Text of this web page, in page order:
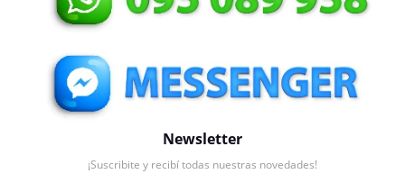
Newsletter
¡Suscribite y recibí todas nuestras novedades!